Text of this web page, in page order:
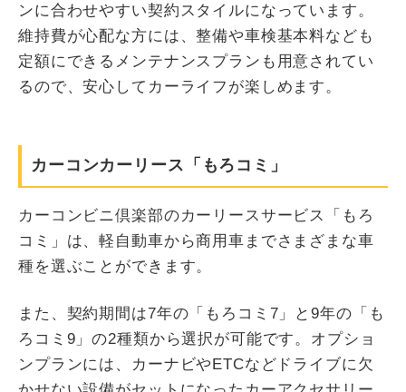
ンに合わせやすい契約スタイルになっています。
維持費が心配な方には、整備や車検基本料なども
定額にできるメンテナンスプランも用意されてい
るので、安心してカーライフが楽しめます。
カーコンカーリース「もろコミ」
カーコンビニ倶楽部のカーリースサービス「もろ
コミ」は、軽自動車から商用車までさまざまな車
種を選ぶことができます。
また、契約期間は7年の「もろコミ7」と9年の「も
ろコミ9」の2種類から選択が可能です。オプショ
ンプランには、カーナビやETCなどドライブに欠